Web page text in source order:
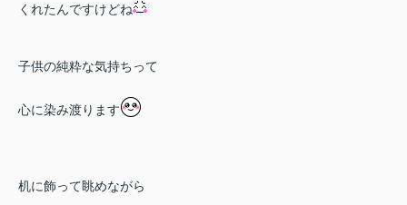
くれたんですけどね
子供の純粋な気持ちって
心に染み渡ります
机に飾って眺めながら